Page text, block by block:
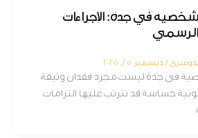
في جدة: الإجراءات
الرسمي
/ ديسمبر 25, 2025
في جدة ليست مجرد فقدان وثيقة
حساسة قد تترتب عليها التزامات